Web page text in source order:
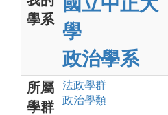
學系
學
政治學系
所屬
學群
法政學群
政治學類